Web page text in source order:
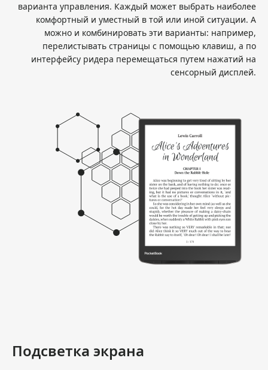
варианта управления. Каждый может выбрать наиболее
комфортный и уместный в той или иной ситуации. А
можно и комбинировать эти варианты: например,
перелистывать страницы с помощью клавиш, а по
интерфейсу ридера перемещаться путем нажатий на
сенсорный дисплей.
Подсветка экрана